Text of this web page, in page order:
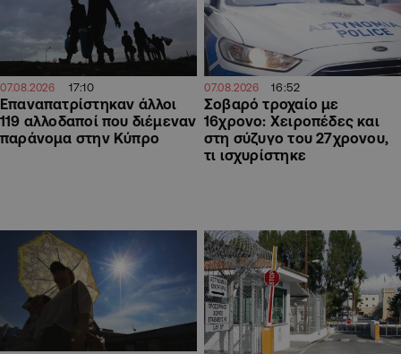
07.08.2026 17:10
Επαναπατρίστηκαν άλλοι
119 αλλοδαποί που διέμεναν
παράνομα στην Κύπρο
07.08.2026 16:52
Σοβαρό τροχαίο με
16χρονο: Χειροπέδες και
στη σύζυγο του 27χρονου,
τι ισχυρίστηκε